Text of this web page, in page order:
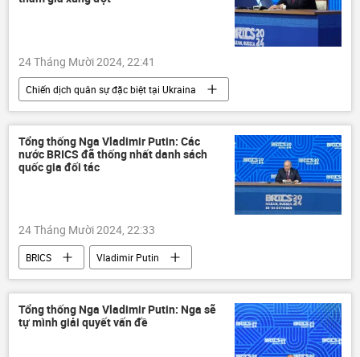
24 Tháng Mười 2024, 22:41
Chiến dịch quân sự đặc biệt tại Ukraina
Nga
Ukraina
Cuộc khủng hoảng ở Ukraina
xung đột quân sự
Vladimir Putin
Thế giới
NATO
Tayyip Erdogan
Tổng thống Nga Vladimir Putin: Các
nước BRICS đã thống nhất danh sách
quốc gia đối tác
24 Tháng Mười 2024, 22:33
BRICS
Vladimir Putin
Hội nghị thượng đỉnh BRICS tại Kazan 2024
Kinh tế
Nga
Thế giới
Chính trị
Tổng thống Nga Vladimir Putin: Nga sẽ
tự mình giải quyết vấn đề